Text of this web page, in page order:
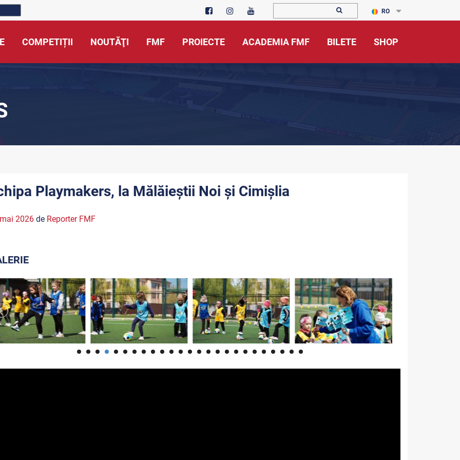
RO
COMPETIȚII NOUTĂŢI FMF PROIECTE ACADEMIA FMF BILETE SHOP
Playmakers, la Mălăieștii Noi și Cimișlia
2026de Reporter FMF